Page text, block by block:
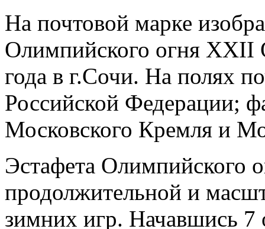
На почтовой марке
Олимпийского огня XXII
года в г.Сочи. На полях
Российской Федерации;
Московского Кремля и
Эстафета Олимпийского
продолжительной и
зимних игр. Начавшись 7